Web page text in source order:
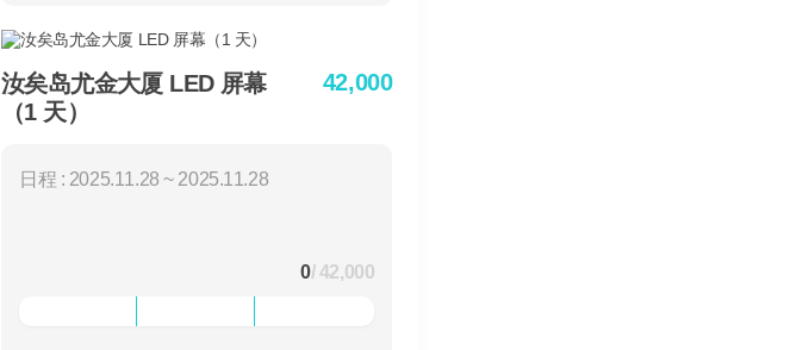
汝矣岛尤金大厦 LED 屏幕
（1 天）
42,000
日程 : 2025.11.28 ~ 2025.11.28
0/ 42,000